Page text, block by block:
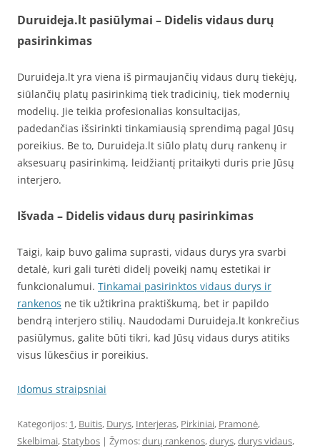
Duruideja.lt pasiūlymai – Didelis vidaus durų
pasirinkimas
Duruideja.lt yra viena iš pirmaujančių vidaus durų tiekėjų,
siūlančių platų pasirinkimą tiek tradicinių, tiek modernių
modelių. Jie teikia profesionalias konsultacijas,
padedančias išsirinkti tinkamiausią sprendimą pagal Jūsų
poreikius. Be to, Duruideja.lt siūlo platų durų rankenų ir
aksesuarų pasirinkimą, leidžiantį pritaikyti duris prie Jūsų
interjero.
Išvada – Didelis vidaus durų pasirinkimas
Taigi, kaip buvo galima suprasti, vidaus durys yra svarbi
detalė, kuri gali turėti didelį poveikį namų estetikai ir
funkcionalumui. Tinkamai pasirinktos vidaus durys ir
rankenos ne tik užtikrina praktiškumą, bet ir papildo
bendrą interjero stilių. Naudodami Duruideja.lt konkrečius
pasiūlymus, galite būti tikri, kad Jūsų vidaus durys atitiks
visus lūkesčius ir poreikius.
Idomus straipsniai
Kategorijos: 1, Buitis, Durys, Interjeras, Pirkiniai, Pramonė,
Skelbimai,Statybos | Žymos:durų rankenos,durys,durys vidaus,